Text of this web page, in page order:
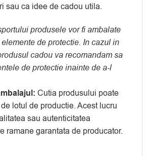
sau ca idee de cadou utila.
produsele vor fi ambalate
de protectie. In cazul in
cadou va recomandam sa
de protectie inainte de a-l
Cutia produsului poate
lotul de productie. Acest lucru
sau autenticitatea
ramane garantata de producator.